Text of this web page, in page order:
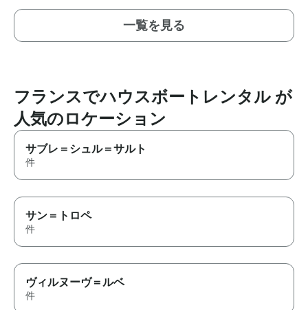
一覧を見る
フランスでハウスボートレンタル が
人気のロケーション
サブレ＝シュル＝サルト
件
サン＝トロペ
件
ヴィルヌーヴ＝ルベ
件